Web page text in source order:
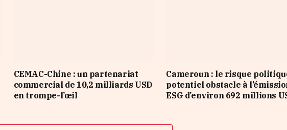
CEMAC-Chine : un partenariat
commercial de 10,2 milliards USD
en trompe-l’œil
Cameroun : le risque
potentiel obstacle à
ESG d’environ 692 millions